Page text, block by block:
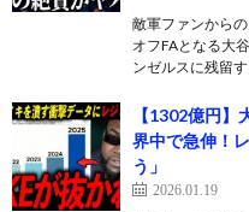
敵軍ファンから
オフFAとなる大
ンゼルスに残留
【1302億円
界中で急伸！
う」
2026.01.19